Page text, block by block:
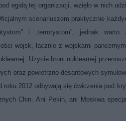
egidą tej organizacji, wzięło w nich
scenariuszem praktycznie
i „terrorystom”, jednak
wojsk, łącznie z wojskami
Użycie broni nuklearnej
oraz powietrzno-desantowych
2012 odbywają się ćwiczenia pod
Chin. Ani Pekin, ani Moskwa